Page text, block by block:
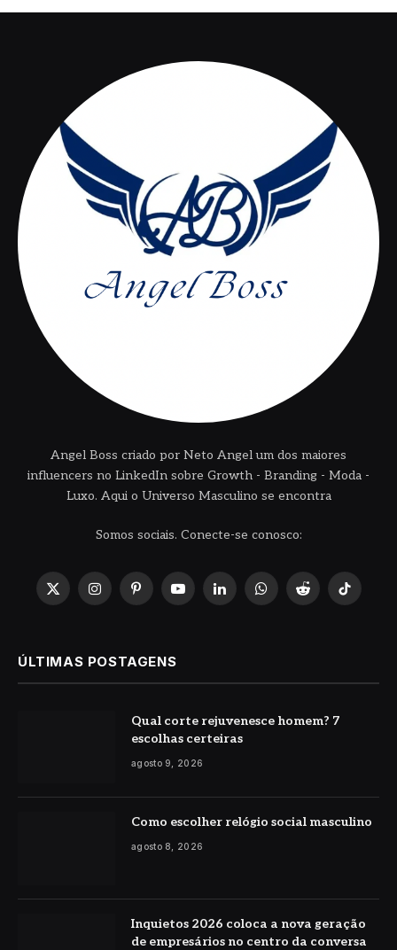
Angel Boss criado por Neto Angel um dos maiores
influencers no LinkedIn sobre Growth - Branding - Moda -
Luxo. Aqui o Universo Masculino se encontra
Somos sociais. Conecte-se conosco:
X
InstagramPinterestYouTubeLinkedInWhatsApp
Reddit TikTok
ÚLTIMAS POSTAGENS
Qual corte rejuvenesce homem? 7
escolhas certeiras
agosto 9, 2026
Como escolher relógio social masculino
agosto 8, 2026
Inquietos 2026 coloca a nova geração
de empresários no centro da conversa